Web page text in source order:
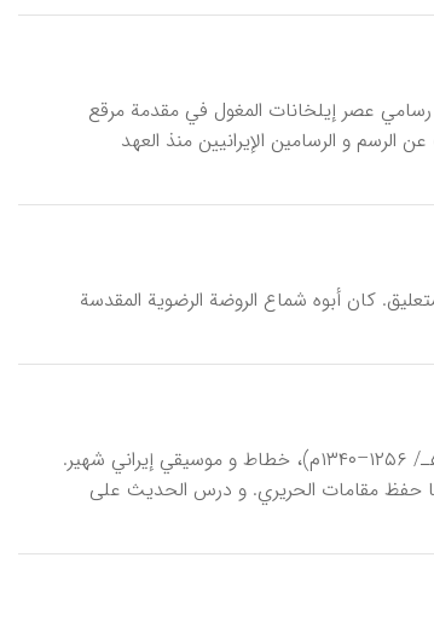
۱۴م. ورد اسمه لأول مرة في عداد رسامي عصر إیلخانات المغول في مقدمة مرقع
عن الرسم و الرسامین الإیرانیین منذ العهد
۱۵۷۸م)، الخطاط الشهیر بقلم النستعلیق. کان أبوه شماع الروضة الرضویة المقدسة
أَحْمَدُ الْسُّهرَوَرْديّ، شمس‌الدین أحمدبن یحیی بن محمد بن عمر بن محمد السهروردي (۶۵۴–۷۴۱هـ/ ۱۲۵۶–۱۳۴۰م)، خطاط و موسیقي إیراني شهیر.
کما حفظ مقامات الحریري. و درس الحدیث علی